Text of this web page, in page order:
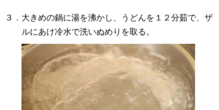
３．大きめの鍋に湯を沸かし、うどんを１２分茹で、ザ
ルにあけ冷水で洗いぬめりを取る。